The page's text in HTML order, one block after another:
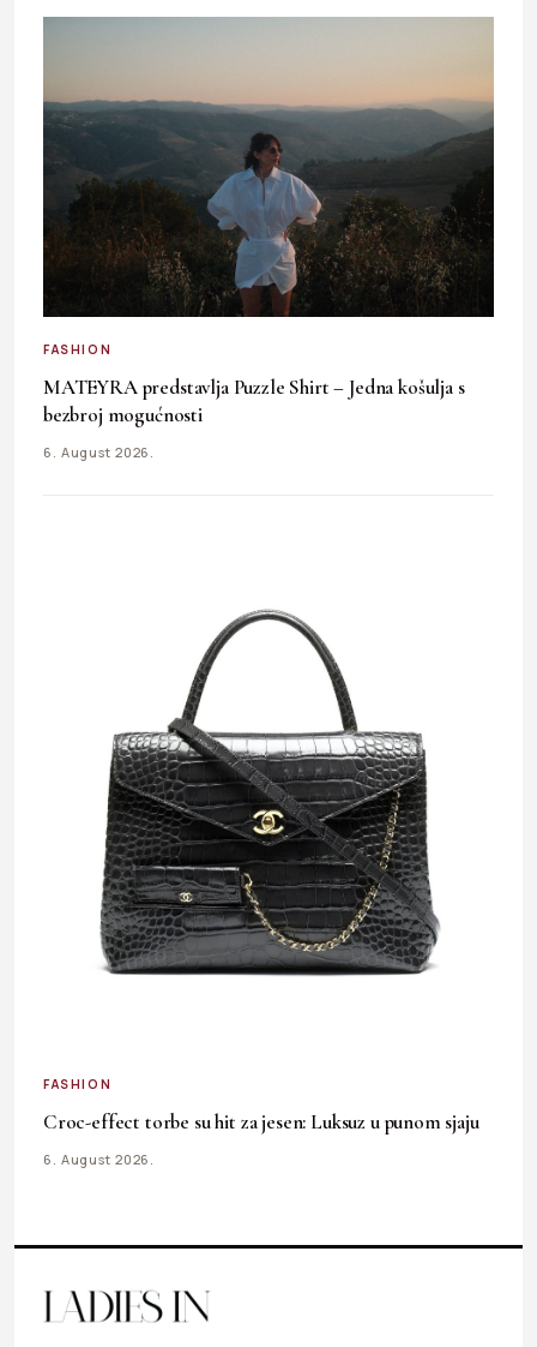
FASHION
MATEYRA predstavlja Puzzle Shirt – Jedna košulja s
bezbroj mogućnosti
6. August 2026.
FASHION
Croc-effect torbe su hit za jesen: Luksuz u punom sjaju
6. August 2026.